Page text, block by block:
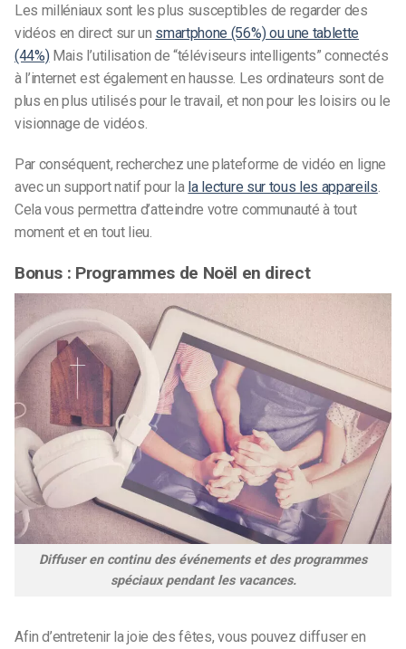
Les milléniaux sont les plus susceptibles de regarder des
vidéos en direct sur un smartphone (56%) ou une tablette
(44%)Mais l’utilisation de “téléviseurs intelligents” connectés
à l’internet est également en hausse. Les ordinateurs sont de
plus en plus utilisés pour le travail, et non pour les loisirs ou le
visionnage de vidéos.
Par conséquent, recherchez une plateforme de vidéo en ligne
avec un support natif pour la la lecture sur tous les appareils.
Cela vous permettra d’atteindre votre communauté à tout
moment et en tout lieu.
Bonus : Programmes de Noël en direct
Diffuser en continu des événements et des programmes
spéciaux pendant les vacances.
Afin d’entretenir la joie des fêtes, vous pouvez diffuser en